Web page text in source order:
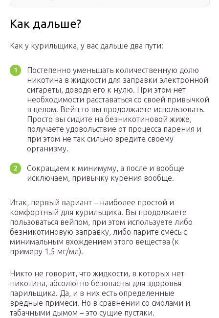
Как дальше?
Как у курильщика, у вас дальше два пути:
Постепенно уменьшать количественную долю
никотина в жидкости для заправки электронной
сигареты, доводя его к нулю. При этом нет
необходимости расставаться со своей привычкой
в целом. Вейп то вы продолжаете использовать.
Просто вы сидите на безникотиновой жиже,
получаете удовольствие от процесса парения и
при этом не так сильно вредите своему
организму.
Сокращаем к минимуму, а после и вообще
исключаем, привычку курения вообще.
Итак, первый вариант – наиболее простой и
комфортный для курильщика. Вы продолжаете
пользоваться вейпом, при этом используете либо
безникотиновую заправку, либо парите смесь с
минимальным вхождением этого вещества (к
примеру 1,5 мг/мл).
Никто не говорит, что жидкости, в которых нет
никотина, абсолютно безопасны для здоровья
парильщика. Да, и в них есть определенные
вредные примеси. Но в сравнении со смолами и
табачными дымом – это сущие пустяки.